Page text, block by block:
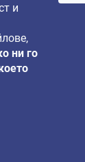
и
ни го